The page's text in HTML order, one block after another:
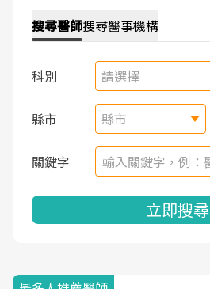
搜尋醫師搜尋醫事機構
科別 請選擇
縣市 縣市
關鍵字
立即搜尋